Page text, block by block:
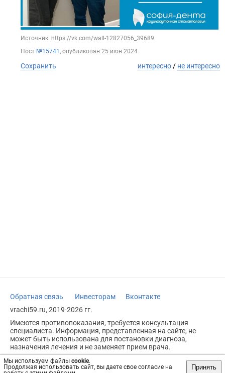
Мы используем файлы cookie.
Продолжая использовать сайт, вы даете свое согласие на
Принять
Источник: https://vk.com/wall-12827056_39689
Пост №15741 , опубликован 25 июн 2024
Сохранить интересно/ не интересно
Обратная связь Инвесторам
Вконтакте
vrachi59.ru, 2019-2026 гг.
Имеются противопоказания, требуется консультация
специалиста. Информация, представленная на сайте, не
может быть использована для постановки диагноза,
назначения лечения и не заменяет прием врача.
Возрастное ограничение: 18+